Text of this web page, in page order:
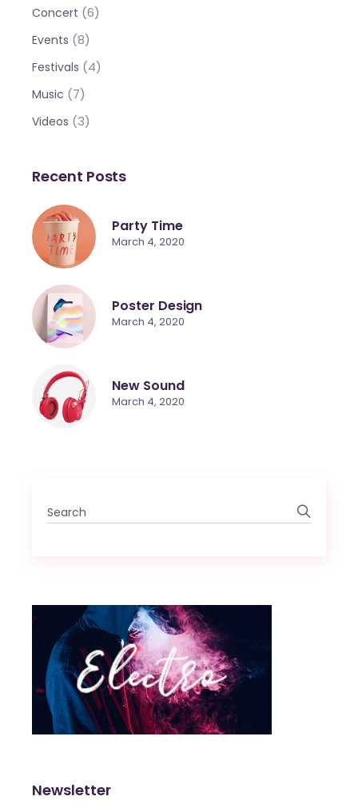
Concert (6)
Events (8)
Festivals (4)
Music (7)
Videos (3)
Recent Posts
Party Time
March 4, 2020
Poster Design
March 4, 2020
New Sound
March 4, 2020
Newsletter